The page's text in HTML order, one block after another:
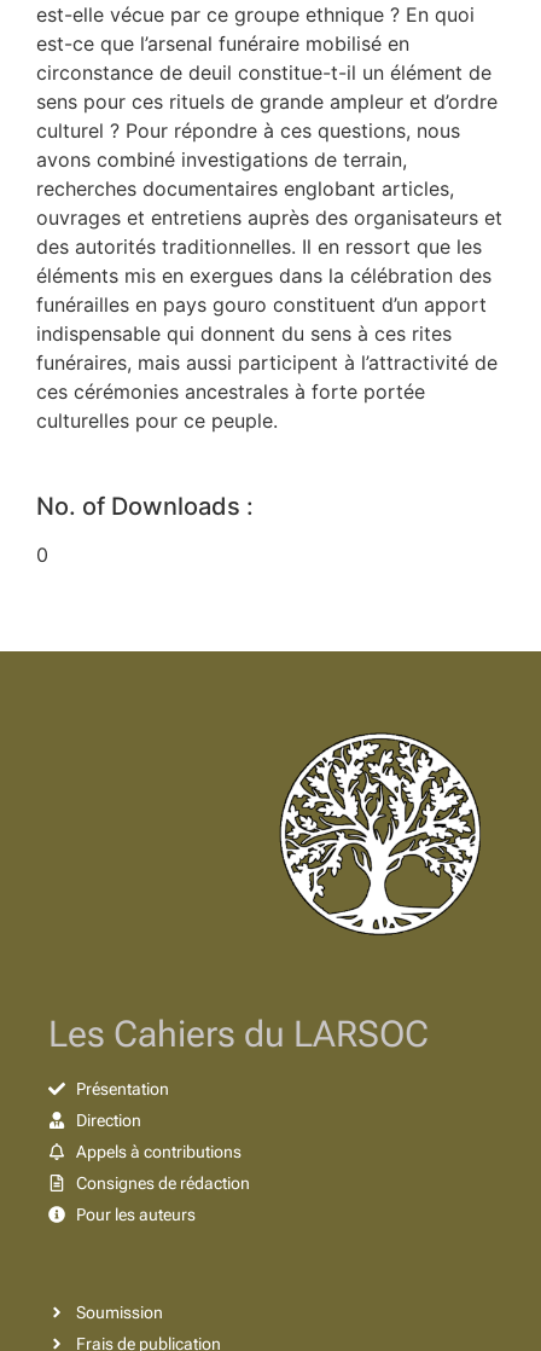
est-elle vécue par ce groupe ethnique ? En quoi
est-ce que l’arsenal funéraire mobilisé en
circonstance de deuil constitue-t-il un élément de
sens pour ces rituels de grande ampleur et d’ordre
culturel ? Pour répondre à ces questions, nous
avons combiné investigations de terrain,
recherches documentaires englobant articles,
ouvrages et entretiens auprès des organisateurs et
des autorités traditionnelles. Il en ressort que les
éléments mis en exergues dans la célébration des
funérailles en pays gouro constituent d’un apport
indispensable qui donnent du sens à ces rites
funéraires, mais aussi participent à l’attractivité de
ces cérémonies ancestrales à forte portée
culturelles pour ce peuple.
No. of Downloads :
0
Les Cahiers du LARSOC
Présentation
Direction
Appels à contributions
Consignes de rédaction
Pour les auteurs
Soumission
Frais de publication